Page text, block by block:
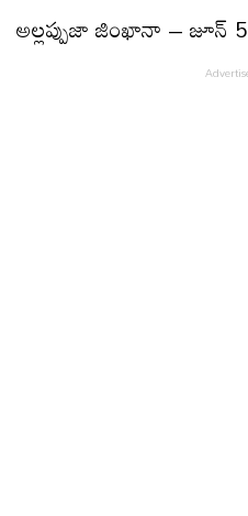
అల్లప్పుజా జింఖానా – జూన్ 5